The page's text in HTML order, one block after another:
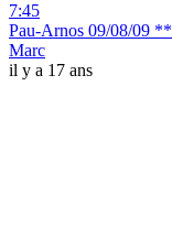
7:45
Pau-Arnos 09/08/09 **
Marc
il y a 17 ans